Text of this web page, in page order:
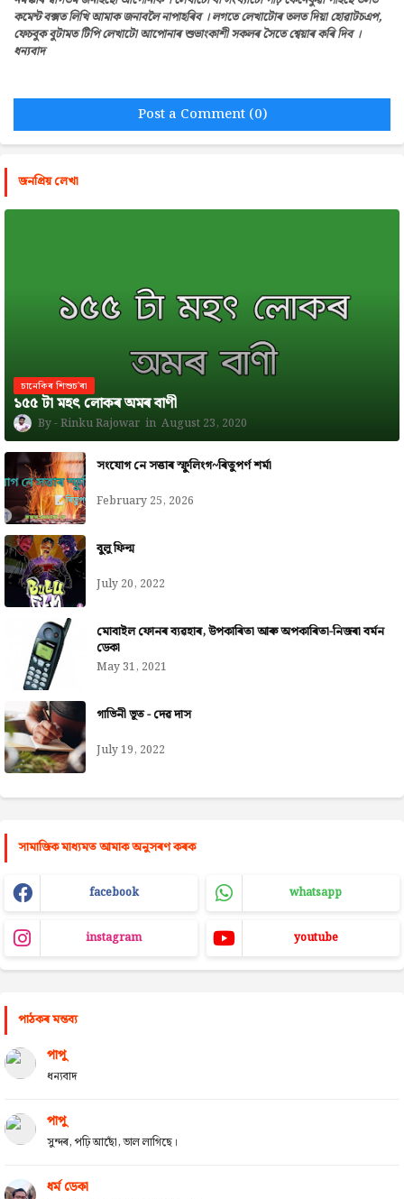
কমেন্ট বক্সত লিখি আমাক জনাবলৈ নাপাহৰিব । লগতে লেখাটোৰ তলত দিয়া হোৱাটচএপ,
ফেচবুক বুটামত টিপি লেখাটো আপোনাৰ শুভাংকাশী সকলৰ সৈতে শ্বেয়াৰ কৰি দিব ।
ধন্যবাদ
Post a Comment (0)
জনপ্রিয় লেখা
চানেকিৰ শিশুচ'ৰা
১৫৫ টা মহৎ লোকৰ অমৰ বাণী
Rinku Rajowar August 23, 2020
সংযোগ নে সত্তাৰ স্ফুলিংগ~ৰিতুপৰ্ণ শৰ্মা
February 25, 2026
বুলু ফিল্ম
July 20, 2022
মোবাইল ফোনৰ ব্যৱহাৰ, উপকাৰিতা আৰু অপকাৰিতা-নিজৰা বৰ্মন
ডেকা
May 31, 2021
গাভিনী ভূত - দেৱ দাস
July 19, 2022
সামাজিক মাধ্যমত আমাক অনুসৰণ কৰক
facebook whatsapp
instagram youtube
পাঠকৰ মন্তব্য
পাপু
ধন্যবাদ
পাপু
সুন্দৰ, পঢ়ি আছোঁ, ভাল লাগিছে।
ধৰ্ম ডেকা